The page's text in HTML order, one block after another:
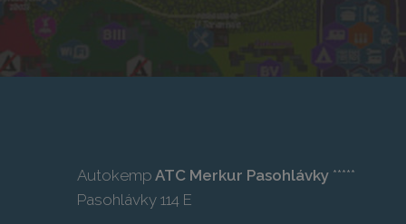
Autokemp ATC Merkur Pasohlávky *****
Pasohlávky 114 E